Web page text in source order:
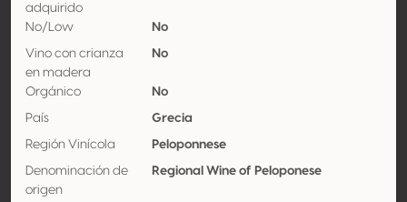
adquirido
No/Low No
Vino con crianza
en madera
No
Orgánico No
País Grecia
Región Vinícola Peloponnese
Denominación de
origen
Regional Wine of Peloponese